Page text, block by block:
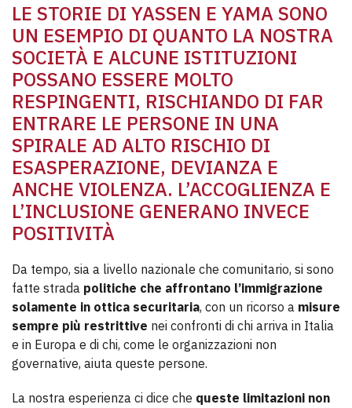
LE STORIE DI YASSEN E YAMA SONO
UN ESEMPIO DI QUANTO LA NOSTRA
SOCIETÀ E ALCUNE ISTITUZIONI
POSSANO ESSERE MOLTO
RESPINGENTI, RISCHIANDO DI FAR
ENTRARE LE PERSONE IN UNA
SPIRALE AD ALTO RISCHIO DI
ESASPERAZIONE, DEVIANZA E
ANCHE VIOLENZA. L’ACCOGLIENZA E
L’INCLUSIONE GENERANO INVECE
POSITIVITÀ
Da tempo, sia a livello nazionale che comunitario, si sono
fatte strada politiche che affrontano l’immigrazione
solamente in ottica securitaria, con un ricorso a misure
sempre più restrittive nei confronti di chi arriva in Italia
e in Europa e di chi, come le organizzazioni non
governative, aiuta queste persone.
La nostra esperienza ci dice che queste limitazioni non